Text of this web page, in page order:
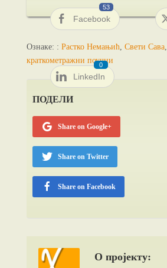
Facebook
53
LinkedIn
0
Ознаке: : Растко Немањић, Свети Сава,
краткометражни поучни
ПОДЕЛИ
Share on Google+
Share on Twitter
Share on Facebook
О пројекту: